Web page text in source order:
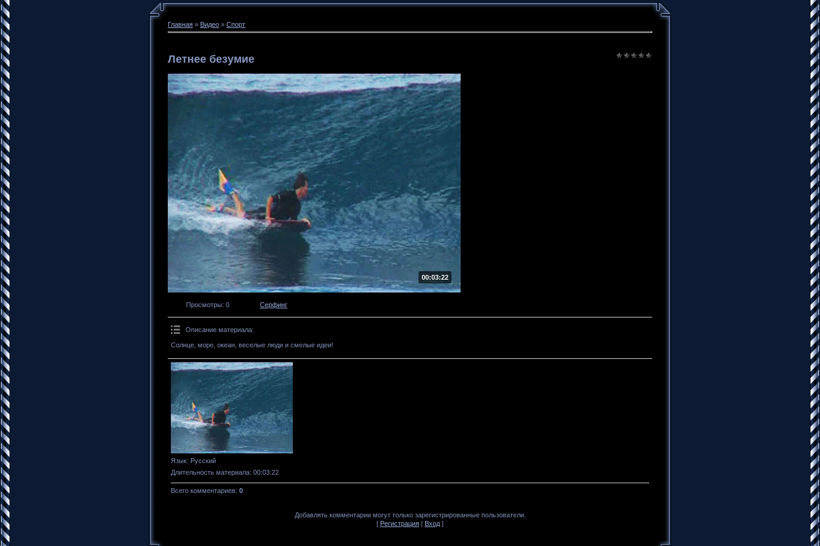
Главная » Видео » Спорт
Летнее безумие
00:03:22
Просмотры: 0 Серфинг
Описание материала:
Солнце, море, океан, веселые люди и смелые идеи!
Язык: Русский
Длительность материала: 00:03:22
Всего комментариев: 0
Добавлять комментарии могут только зарегистрированные пользователи.
[ Регистрация | Вход ]